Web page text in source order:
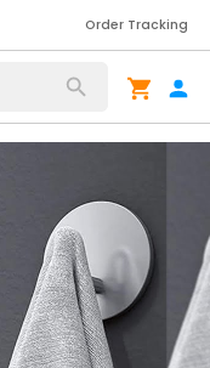
Order Tracking